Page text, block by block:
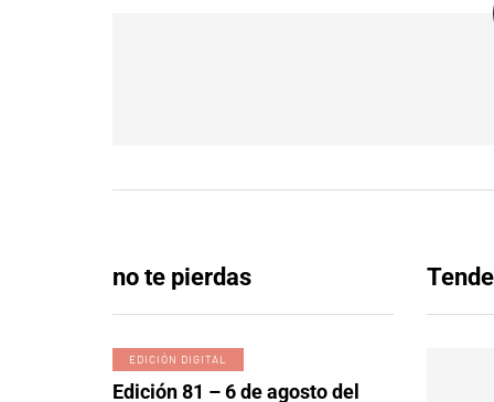
no te pierdas
EDICIÓN DIGITAL
Edición 81 – 6 de agosto del